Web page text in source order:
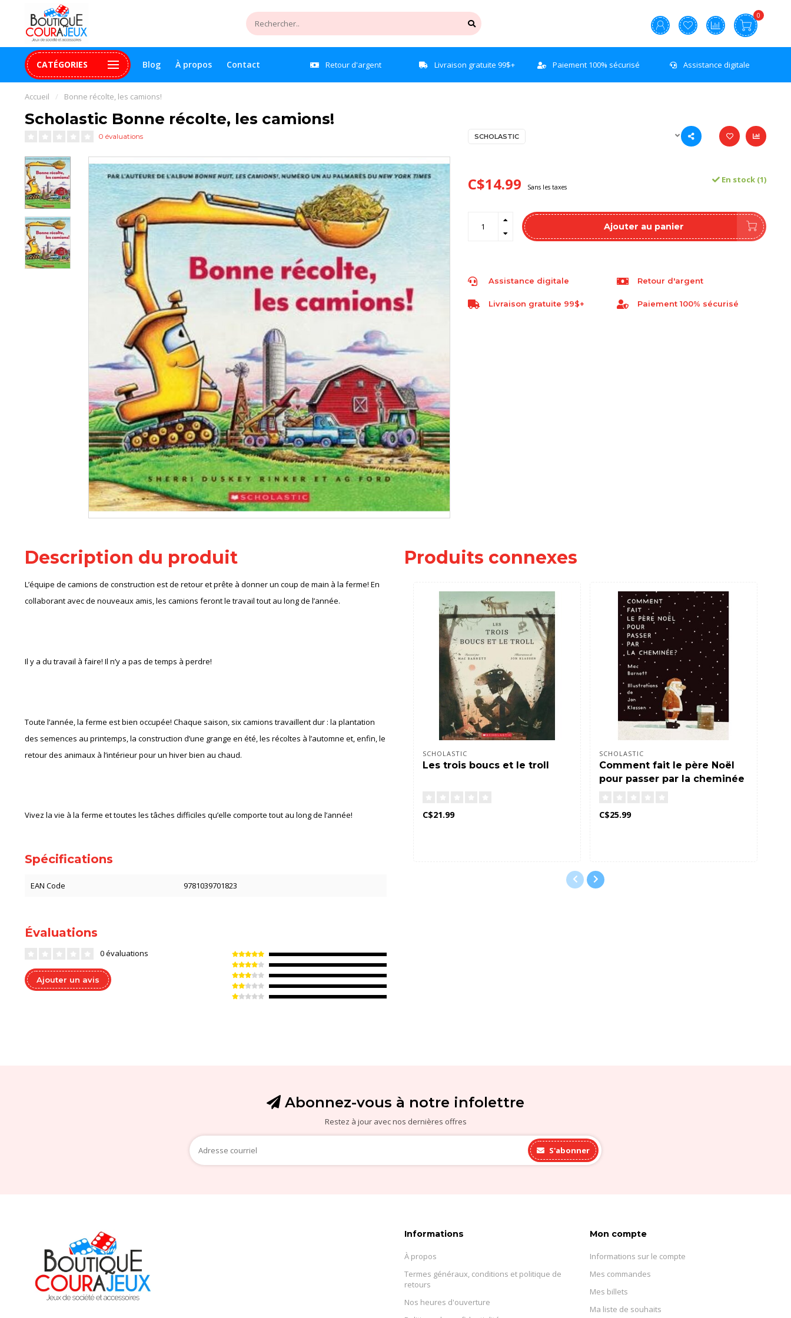
0
CATÉGORIES Blog À propos Contact
99$+ Paiement 100% sécurisé Assistance digitale Retour d'argent Livraison gratuite 99$+ Paiement 100% sécurisé Assistance digitale
Accueil / Bonne récolte, les camions!
Scholastic Bonne récolte, les camions!
0 évaluations SCHOLASTIC
C$14.99 Sans les taxes
En stock (1)
Ajouter au panier
Assistance digitale Retour d'argent
Livraison gratuite 99$+ Paiement 100% sécurisé
Description du produit
L’équipe de camions de construction est de retour et prête à donner un coup de main à la ferme! En
collaborant avec de nouveaux amis, les camions feront le travail tout au long de l’année.
Il y a du travail à faire! Il n’y a pas de temps à perdre!
Toute l’année, la ferme est bien occupée! Chaque saison, six camions travaillent dur : la plantation
des semences au printemps, la construction d’une grange en été, les récoltes à l’automne et, enfin, le
retour des animaux à l’intérieur pour un hiver bien au chaud.
Vivez la vie à la ferme et toutes les tâches difficiles qu’elle comporte tout au long de l’année!
Spécifications
EAN Code 9781039701823
Évaluations
0 évaluations
Ajouter un avis
Produits connexes
SCHOLASTIC
Les trois boucs et le troll
C$21.99
SCHOLASTIC
Comment fait le père Noël
pour passer par la cheminée
C$25.99
Abonnez-vous à notre infolettre
Restez à jour avec nos dernières offres
S'abonner
Informations
À propos
Termes généraux, conditions et politique de
retours
Nos heures d'ouverture
Mon compte
Informations sur le compte
Mes commandes
Mes billets
Ma liste de souhaits